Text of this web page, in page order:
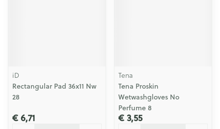
iD
Rectangular Pad 36x11 Nw
28
€ 6,71
Tena
Tena Proskin
Wetwashgloves No
Perfume 8
€ 3,55